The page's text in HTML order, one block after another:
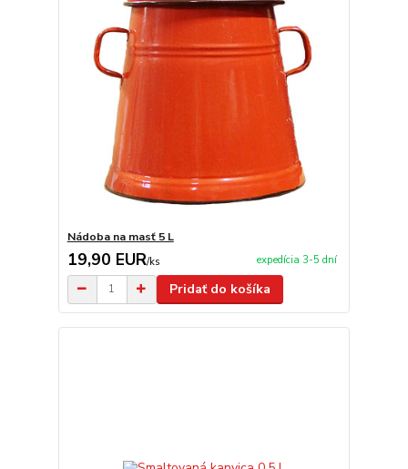
Nádoba na masť 5 L
19,90 EUR/ks expedícia 3-5 dní
Pridať do košíka